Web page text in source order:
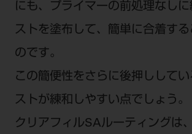
にも、プライマーの前処理なし
ストを塗布して、簡単に合着す
のです。
この簡便性をさらに後押しして
ストが練和しやすい点でしょう。
クリアフィルSAルーティングは